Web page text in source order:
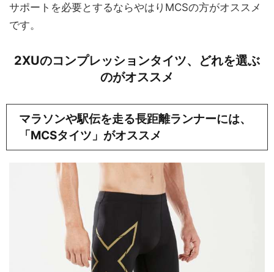
サポートを必要とするならやはりMCSの方がオススメ
です。
2XUのコンプレッションタイツ、どれを選ぶ
のがオススメ
マラソンや駅伝を走る長距離ランナーには、
「MCSタイツ」がオススメ